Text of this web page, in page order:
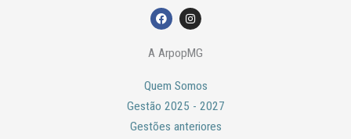
F
a
e
b
k
I
n
t
a
a
A ArpopMG
Quem Somos
Gestão 2025 - 2027
Gestões anteriores